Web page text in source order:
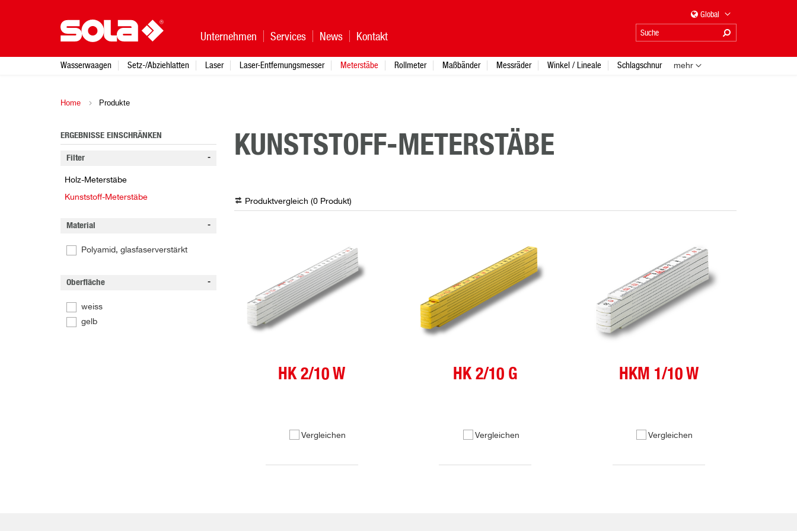
Home Produkte
ERGEBNISSE EINSCHRÄNKEN
Filter
Holz-Meterstäbe
Kunststoff-Meterstäbe
Material
Polyamid, glasfaserverstärkt
Oberfläche
weiss
gelb
KUNSTSTOFF-METERSTÄBE
Produktvergleich (0 Produkt)
HK 2/10 W
Vergleichen
HK 2/10 G
Vergleichen
HKM 1/10 W
Vergleichen
Unternehmen Services News Kontakt
Global
Wasserwaagen Setz-/Abziehlatten Laser Laser-Entfernungsmesser Meterstäbe Rollmeter Maßbänder Messräder Winkel / Lineale Schlagschnur mehr